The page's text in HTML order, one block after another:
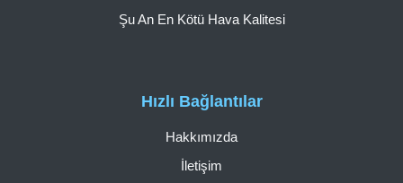
Hızlı Bağlantılar
Hakkımızda
İletişim
Şu An En Kötü Hava Kalitesi